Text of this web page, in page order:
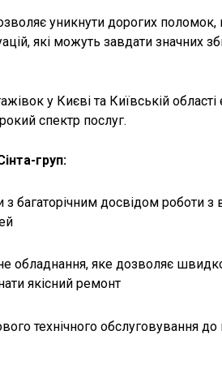
уникнути дорогих поломок,
які можуть завдати значних
у Києві та Київській області
спектр послуг.
груп:
з багаторічним досвідом роботи
обладнання, яке дозволяє
якісний ремонт
технічного обслуговування до